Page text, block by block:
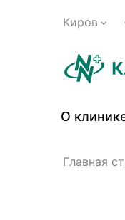
Киров
О
Главная